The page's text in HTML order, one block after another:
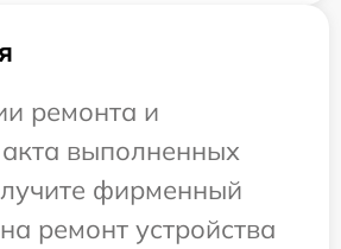
ремонта и
выполненных
фирменный
ремонт устройства